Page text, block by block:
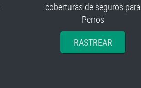
coberturas de seguros para
Perros
RASTREAR